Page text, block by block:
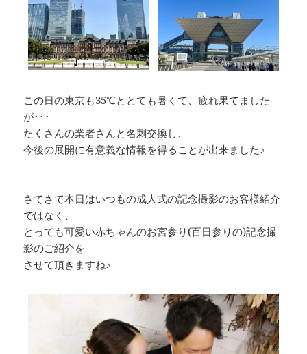
この日の東京も35℃ととても暑くて、疲れ果てました
が･･･
たくさんの業者さんと名刺交換し、
今後の展開に有意義な情報を得ることが出来ました♪
さてさて本日はいつもの成人式の記念撮影のお客様紹介
ではなく、
とっても可愛い赤ちゃんのお宮参り(百日参りの)記念撮
影のご紹介を
させて頂きますね♪